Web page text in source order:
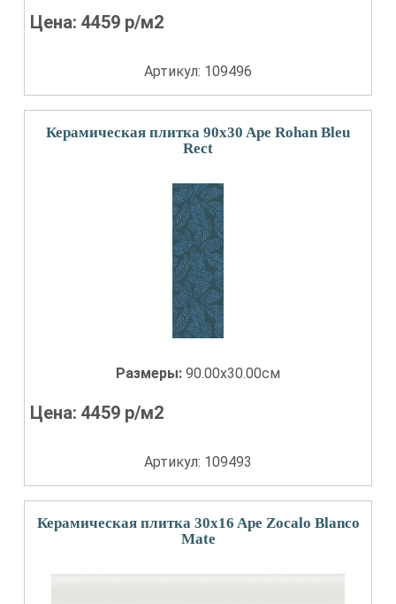
Цена:4459 р/м2
Артикул: 109496
Керамическая плитка 90x30 Ape Rohan Bleu
Rect
Размеры: 90.00x30.00см
Цена:4459 р/м2
Артикул: 109493
Керамическая плитка 30x16 Ape Zocalo Blanco
Mate